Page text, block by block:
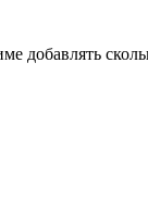
добавлять